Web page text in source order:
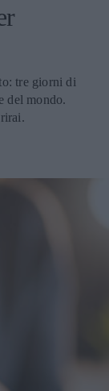
tre giorni di
del mondo.